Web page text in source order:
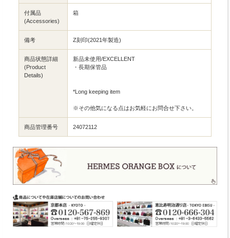
付属品
(Accessories)
箱
備考 Z刻印(2021年製造)
商品状態詳細
(Product
Details)
新品未使用/EXCELLENT
・長期保管品
*Long keeping item
※その他気になる点はお気軽にお問合せ下さい。
商品管理番号 24072112